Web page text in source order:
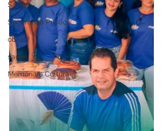
Saúde
Segurança Pública
obras
saude
Memória e Cultura